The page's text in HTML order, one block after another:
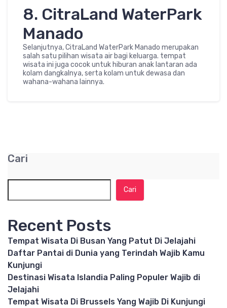
8. CitraLand WaterPark
Manado
Selanjutnya, CitraLand WaterPark Manado merupakan
salah satu pilihan wisata air bagi keluarga. tempat
wisata ini juga cocok untuk hiburan anak lantaran ada
kolam dangkalnya, serta kolam untuk dewasa dan
wahana-wahana lainnya.
Cari
Cari
Recent Posts
Tempat Wisata Di Busan Yang Patut Di Jelajahi
Daftar Pantai di Dunia yang Terindah Wajib Kamu
Kunjungi
Destinasi Wisata Islandia Paling Populer Wajib di
Jelajahi
Tempat Wisata Di Brussels Yang Wajib Di Kunjungi